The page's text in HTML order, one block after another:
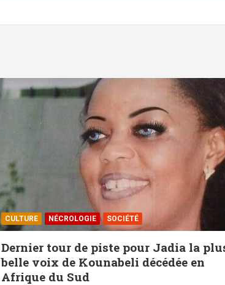
CULTURE NÉCROLOGIE SOCIÉTÉ
Dernier tour de piste pour Jadia la
belle voix de Kounabeli décédée en
Afrique du Sud